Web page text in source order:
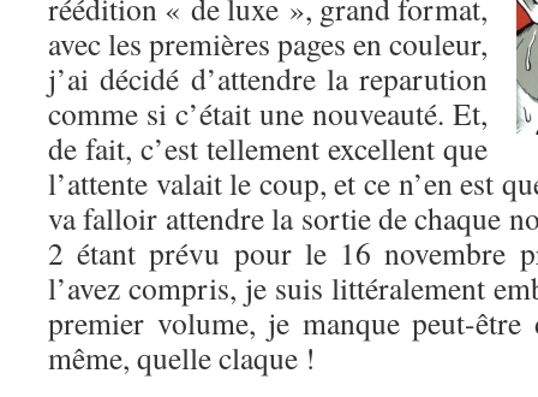
réédition « de luxe », grand format,
avec les premières pages en couleur,
j’ai décidé d’attendre la reparution
comme si c’était une nouveauté. Et,
de fait, c’est tellement excellent que
l’attente valait le coup, et ce n’en est
va falloir attendre la sortie de chaque
2 étant prévu pour le 16 novembre
l’avez compris, je suis littéralement
premier volume, je manque peut-
même, quelle claque !